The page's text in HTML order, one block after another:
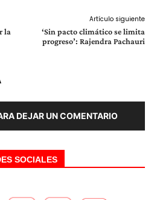
la
Artículo siguiente
‘Sin pacto climático se limita
progreso’: Rajendra Pachauri
DEJAR UN COMENTARIO
SOCIALES